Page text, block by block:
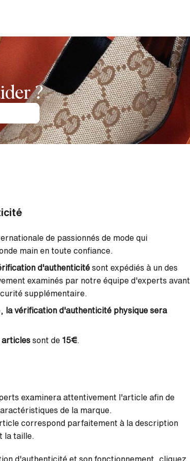
?
de passionnés de mode qui
main en toute confiance.
d'authenticité sont expédiés à un des
examinés par notre équipe d'experts avant
supplémentaire.
la vérification d'authenticité physique sera
articles sont de 15€
examinera attentivement l'article afin de
de la marque.
correspond parfaitement à la description
la taille.
d'authenticité et son fonctionnement, cliquez